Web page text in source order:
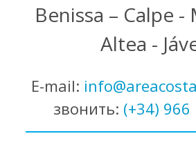
Benissa – Calpe -
Altea -
E-mail:
звонить: (+34) 966